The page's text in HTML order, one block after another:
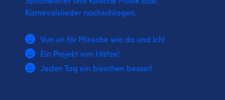
Karnevalslieder nachschlagen.
Vun un för Minsche wie do und ich!
Ein Projekt vun Hätze!
Jeden Tag ein bisschen besser!